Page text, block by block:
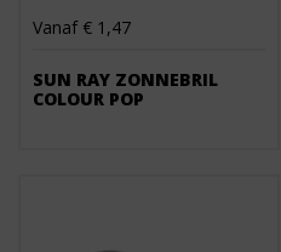
Vanaf € 1,47
SUN RAY ZONNEBRIL 
COLOUR POP